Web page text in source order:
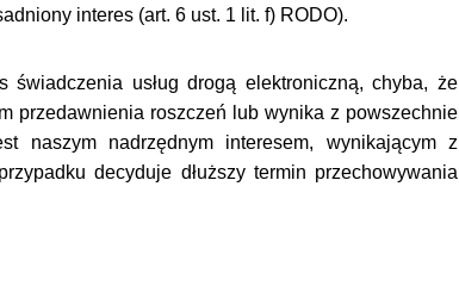
interes (art. 6 ust. 1 lit. f) RODO).
usług drogą elektroniczną, chyba, że
przedawnienia roszczeń lub wynika z powszechnie
naszym nadrzędnym interesem, wynikającym z
decyduje dłuższy termin przechowywania